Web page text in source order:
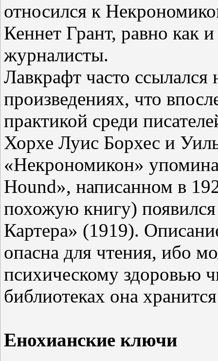
относился к
Кеннет Грант, равно как
журналисты.
Лавкрафт часто
произведениях, что
практикой среди
Хорхе Луис Борхес и
«Некрономикон»
Hound», написанном в
похожую книгу)
Картера» (1919).
опасна для чтения, ибо
психическому здоровью
библиотеках она
Енохианские ключи